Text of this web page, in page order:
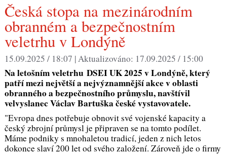
Česká stopa na mezinárodním
obranném a bezpečnostním
veletrhu v Londýně
15.09.2025 / 18:07 |Aktualizováno: 17.09.2025 / 15:00
Na letošním veletrhu DSEI UK 2025 v Londýně, který
patří mezi největší a nejvýznamnější akce v oblasti
obranného a bezpečnostního průmyslu, navštívil
velvyslanec Václav Bartuška české vystavovatele.
"Evropa dnes potřebuje obnovit své vojenské kapacity a
český zbrojní průmysl je připraven se na tomto podílet.
Máme podniky s mnohaletou tradicí, jeden z nich letos
dokonce slaví 200 let od svého založení. Zároveň jde o firmy